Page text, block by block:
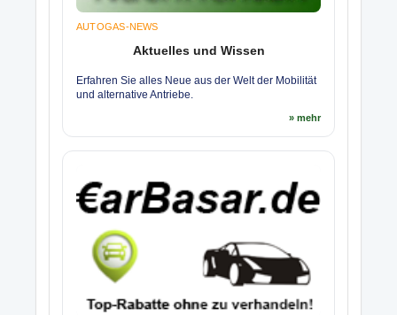
AUTOGAS-NEWS
Aktuelles und Wissen
Erfahren Sie alles Neue aus der Welt der Mobilität
und alternative Antriebe.
» mehr